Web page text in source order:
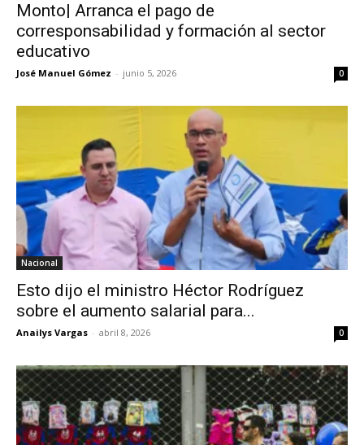
Monto| Arranca el pago de
corresponsabilidad y formación al sector
educativo
José Manuel Gómez - junio 5, 2026 0
Nacional
Esto dijo el ministro Héctor Rodríguez
sobre el aumento salarial para...
Anailys Vargas - abril 8, 2026 0